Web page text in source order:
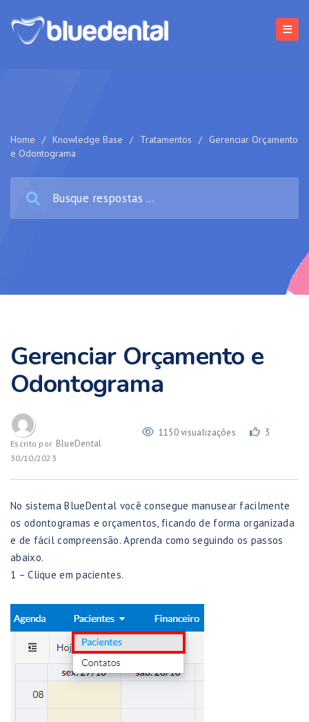
Home / Knowledge Base / Tratamentos /
Gerenciar Orçamento
e Odontograma
Gerenciar Orçamento e
Odontograma
1150 visualizações 3
Escrito por BlueDental
30/10/2023
No sistema BlueDental você consegue manusear facilmente
os odontogramas e orçamentos, ficando de forma organizada
e de fácil compreensão. Aprenda como seguindo os passos
abaixo.
1 – Clique em pacientes.